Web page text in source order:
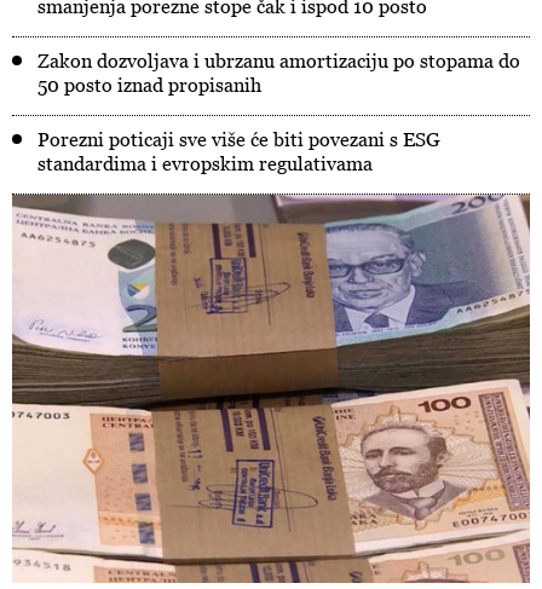
smanjenja porezne stope čak i ispod 10 posto
Zakon dozvoljava i ubrzanu amortizaciju po stopama do
50 posto iznad propisanih
Porezni poticaji sve više će biti povezani s ESG
standardima i evropskim regulativama